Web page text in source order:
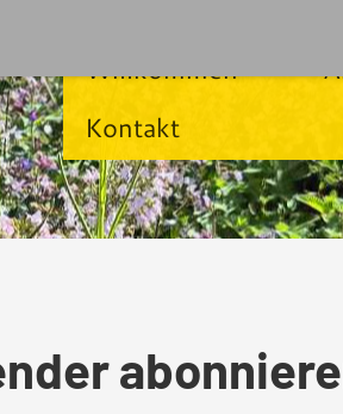
Willkommen
Kontakt